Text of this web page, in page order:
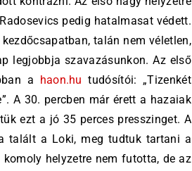
pedig hatalmasat védett.
talán nem véletlen,
legjobbja szavazásunkon. Az első
a haon.hu tudósítói: „Tizenkét
A 30. percben már érett a hazaiak
ezt a jó 35 perces presszinget. A
talált a Loki, meg tudtuk tartani a
helyzetre nem futotta, de az